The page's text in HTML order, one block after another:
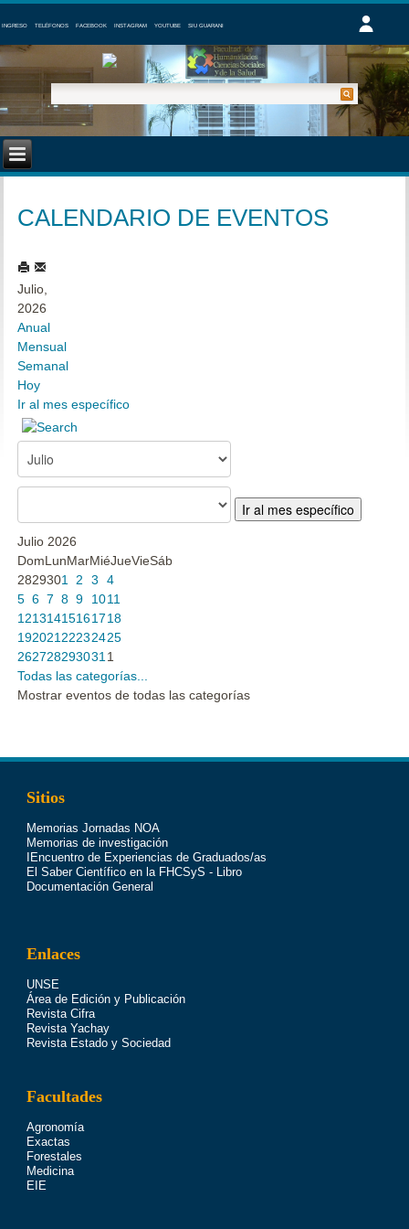
INGRESO TELÉFONOS FACEBOOK INSTAGRAM YOUTUBE SIU GUARANI
CALENDARIO DE EVENTOS
Julio,
2026
Anual
Mensual
Semanal
Hoy
Ir al mes específico
Ir al mes específico
Julio 2026
DomLunMarMiéJueVieSáb
2829301 2 3
4
5 6 7 8 9 1011
12131415161718
192021 22232425
262728293031 1
Todas las categorías...
Mostrar eventos de todas las categorías
Sitios
Memorias Jornadas NOA
Memorias de investigación
IEncuentro de Experiencias de Graduados/as
El Saber Científico en la FHCSyS - Libro
Documentación General
Enlaces
UNSE
Área de Edición y Publicación
Revista Cifra
Revista Yachay
Revista Estado y Sociedad
Facultades
Agronomía
Exactas
Forestales
Medicina
EIE